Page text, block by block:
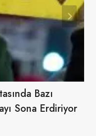
Bazı
Sona Erdiriyor